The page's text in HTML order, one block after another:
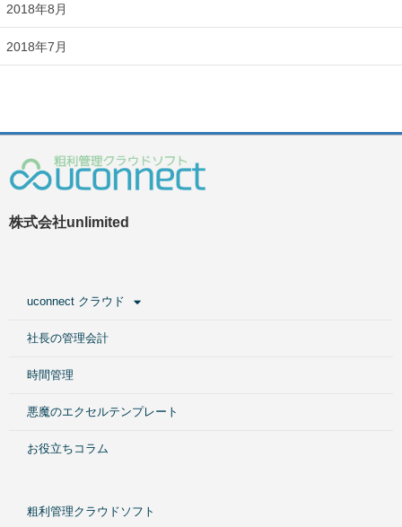
2018年8月
2018年7月
株式会社unlimited
uconnect クラウド
社長の管理会計
時間管理
悪魔のエクセルテンプレート
お役立ちコラム
粗利管理クラウドソフト